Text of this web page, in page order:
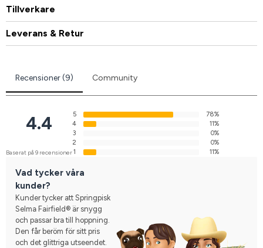
Tillverkare
Leverans & Retur
Recensioner (9) Community
4.4
Baserat på 9 recensioner
5
78%
4
11%
3
0%
2
0%
1
11%
Vad tycker våra
kunder?
Kunder tycker att Springpisk
Selma Fairfield® är snygg
och passar bra till hoppning.
Den får beröm för sitt pris
och det glittriga utseendet.